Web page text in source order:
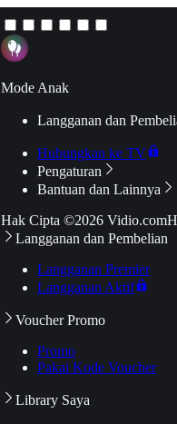
Mode Anak
Langganan dan
Hubungkan ke TV
Pengaturan
Bantuan dan Lainnya
Hak Cipta ©2026 Vidio.com
Langganan dan Pembelian
Langganan Premier
Langganan Aktif
Voucher Promo
Promo
Pakai Kode Voucher
Library Saya